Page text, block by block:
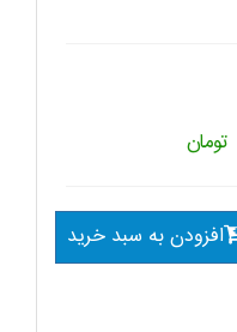
تومان
افزودن به سبد خرید